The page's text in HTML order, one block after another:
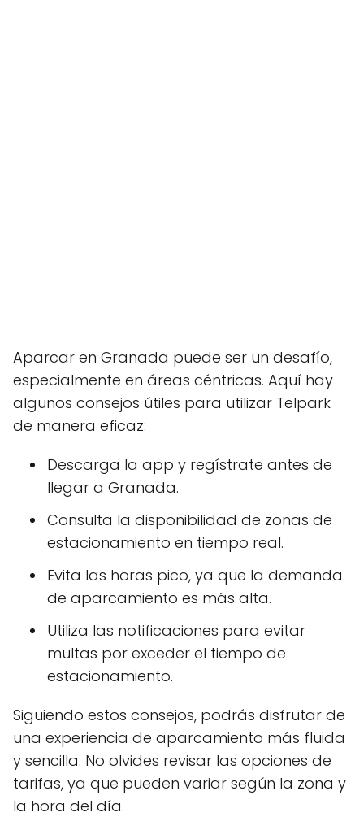
Aparcar en Granada puede ser un desafío,
especialmente en áreas céntricas. Aquí hay
algunos consejos útiles para utilizar Telpark
de manera eficaz:
Descarga la app y regístrate antes de
llegar a Granada.
Consulta la disponibilidad de zonas de
estacionamiento en tiempo real.
Evita las horas pico, ya que la demanda
de aparcamiento es más alta.
Utiliza las notificaciones para evitar
multas por exceder el tiempo de
estacionamiento.
Siguiendo estos consejos, podrás disfrutar de
una experiencia de aparcamiento más fluida
y sencilla. No olvides revisar las opciones de
tarifas, ya que pueden variar según la zona y
la hora del día.